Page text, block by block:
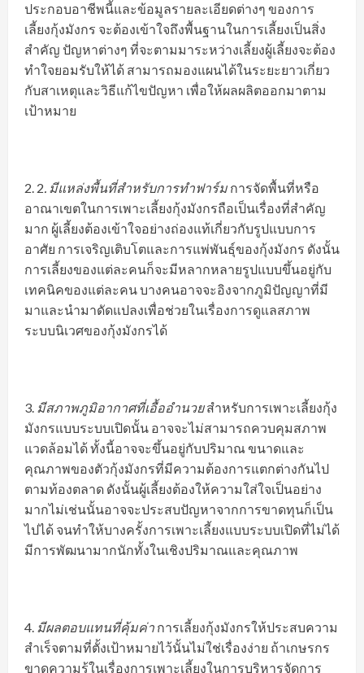
ประกอบอาชีพนี้และข้อมูลรายละเอียดต่างๆ ของการ
เลี้ยงกุ้งมังกร จะต้องเข้าใจถึงพื้นฐานในการเลี้ยงเป็นสิ่ง
สำคัญ ปัญหาต่างๆ ที่จะตามมาระหว่างเลี้ยงผู้เลี้ยงจะต้อง
ทำใจยอมรับให้ได้ สามารถมองแผนได้ในระยะยาวเกี่ยว
กับสาเหตุและวิธีแก้ไขปัญหา เพื่อให้ผลผลิตออกมาตาม
เป้าหมาย
2. มีแหล่งพื้นที่สำหรับการทำฟาร์ม การจัดพื้นที่หรือ
อาณาเขตในการเพาะเลี้ยงกุ้งมังกรถือเป็นเรื่องที่สำคัญ
มาก ผู้เลี้ยงต้องเข้าใจอย่างถ่องแท้เกี่ยวกับรูปแบบการ
อาศัย การเจริญเติบโตและการแพ่พันธุ์ของกุ้งมังกร ดังนั้น
การเลี้ยงของแต่ละคนก็จะมีหลากหลายรูปแบบขึ้นอยู่กับ
เทคนิคของแต่ละคน บางคนอาจจะอิงจากภูมิปัญญาที่มี
มาและนำมาดัดแปลงเพื่อช่วยในเรื่องการดูแลสภาพ
ระบบนิเวศของกุ้งมังกรได้
มีสภาพภูมิอากาศที่เอื้ออำนวยสำหรับการเพาะเลี้ยงกุ้ง
มังกรแบบระบบเปิดนั้น อาจจะไม่สามารถควบคุมสภาพ
แวดล้อมได้ ทั้งนี้อาจจะขึ้นอยู่กับปริมาณ ขนาดและ
คุณภาพของตัวกุ้งมังกรที่มีความต้องการแตกต่างกันไป
ตามท้องตลาด ดังนั้นผู้เลี้ยงต้องให้ความใส่ใจเป็นอย่าง
มากไม่เช่นนั้นอาจจะประสบปัญหาจากการขาดทุนก็เป็น
ไปได้ จนทำให้บางครั้งการเพาะเลี้ยงแบบระบบเปิดที่ไม่ได้
มีการพัฒนามากนักทั้งในเชิงปริมาณและคุณภาพ
มีผลตอบแทนที่คุ้มค่า การเลี้ยงกุ้งมังกรให้ประสบความ
สำเร็จตามที่ตั้งเป้าหมายไว้นั้นไม่ใช่เรื่องง่าย ถ้าเกษรกร
ขาดความรู้ในเรื่องการเพาะเลี้ยงในการบริหารจัดการ